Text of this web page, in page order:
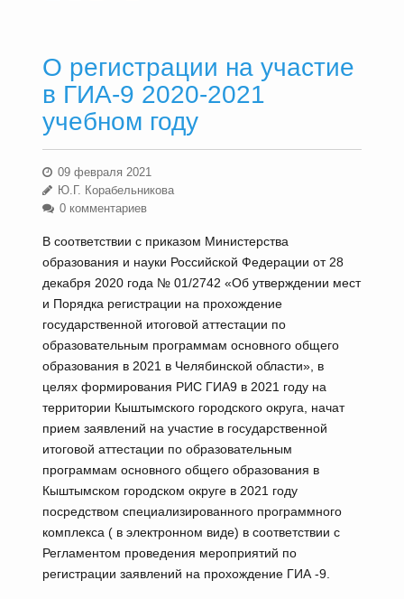
О регистрации на участие
в ГИА-9 2020-2021
учебном году
09 февраля 2021
Ю.Г. Корабельникова
0 комментариев
В соответствии с приказом Министерства
образования и науки Российской Федерации от 28
декабря 2020 года № 01/2742 «Об утверждении мест
и Порядка регистрации на прохождение
государственной итоговой аттестации по
образовательным программам основного общего
образования в 2021 в Челябинской области», в
целях формирования РИС ГИА9 в 2021 году на
территории Кыштымского городского округа, начат
прием заявлений на участие в государственной
итоговой аттестации по образовательным
программам основного общего образования в
Кыштымском городском округе в 2021 году
посредством специализированного программного
комплекса ( в электронном виде) в соответствии с
Регламентом проведения мероприятий по
регистрации заявлений на прохождение ГИА -9.